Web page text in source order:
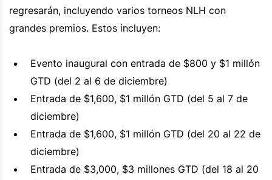
regresarán, incluyendo varios torneos NLH con
grandes premios. Estos incluyen:
Evento inaugural con entrada de $800 y $1 millón
GTD (del 2 al 6 de diciembre)
Entrada de $1,600, $1 millón GTD (del 5 al 7 de
diciembre)
Entrada de $1,600, $1 millón GTD (del 20 al 22 de
diciembre)
Entrada de $3,000, $3 millones GTD (del 18 al 20